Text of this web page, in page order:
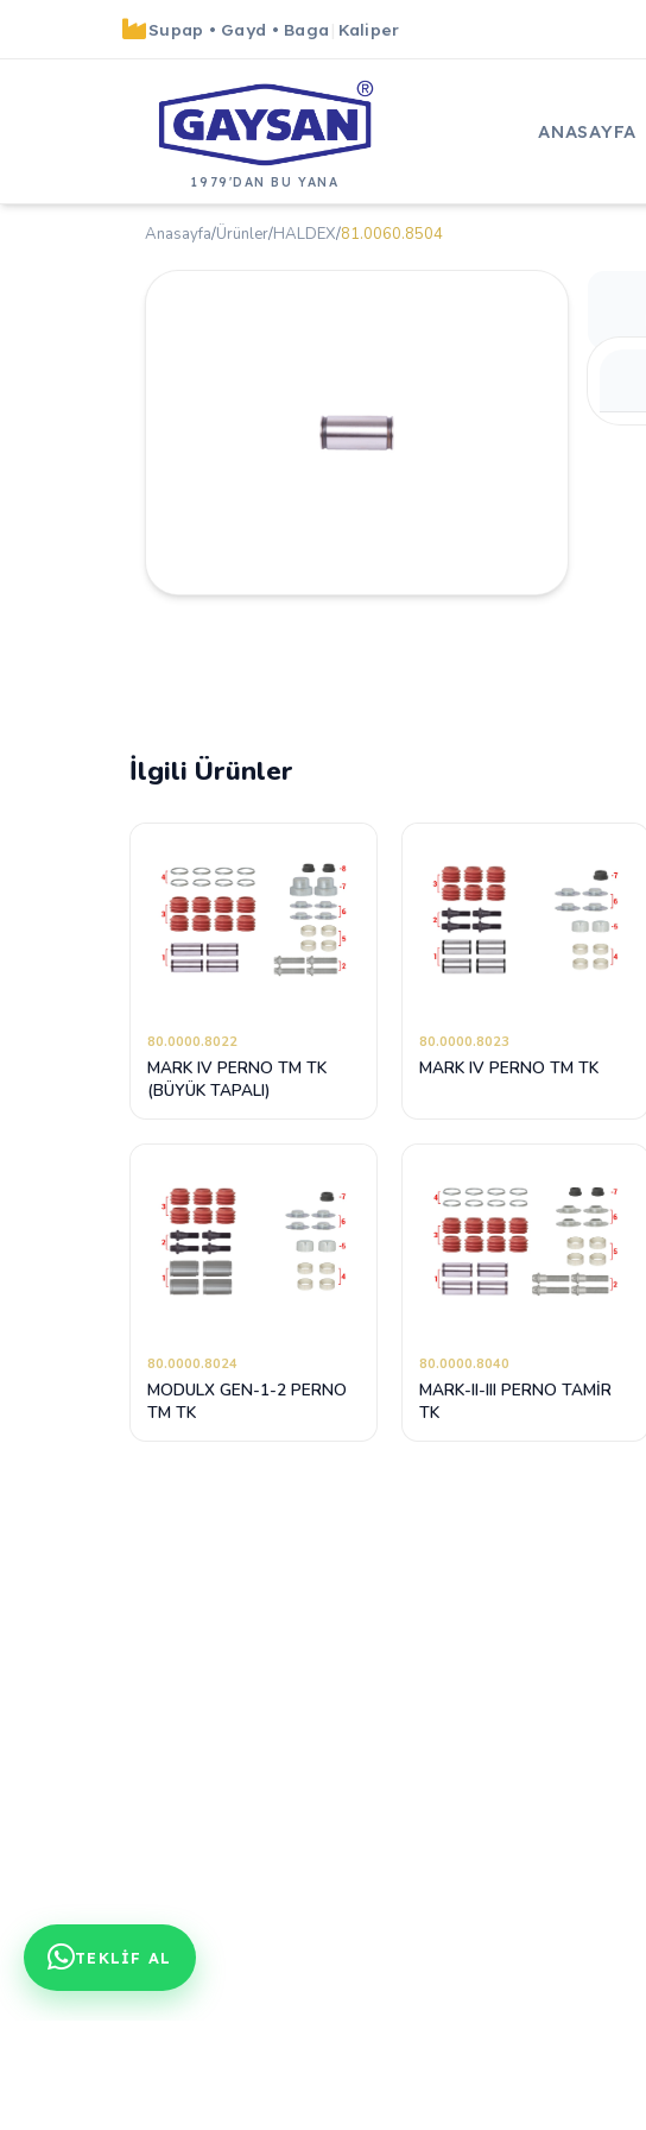
Supap • Gayd • Baga Kaliper
1979'DAN BU YANA
ANASAYFA
Anasayfa/Ürünler/HALDEX/81.0060.8504
İlgili Ürünler
80.0000.8022
MARK IV PERNO TM TK
(BÜYÜK TAPALI)
80.0000.8023
MARK IV PERNO TM TK
80.0000.8024
MODULX GEN-1-2 PERNO
TM TK
80.0000.8040
MARK-II-III PERNO TAMİR
TK
TEKLİF AL